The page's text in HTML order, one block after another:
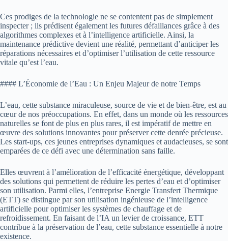
Ces prodiges de la technologie ne se contentent pas de simplement
inspecter ; ils prédisent également les futures défaillances grâce à des
algorithmes complexes et à l’intelligence artificielle. Ainsi, la
maintenance prédictive devient une réalité, permettant d’anticiper les
réparations nécessaires et d’optimiser l’utilisation de cette ressource
vitale qu’est l’eau.
#### L’Économie de l’Eau : Un Enjeu Majeur de notre Temps
L’eau, cette substance miraculeuse, source de vie et de bien-être, est au
cœur de nos préoccupations. En effet, dans un monde où les ressources
naturelles se font de plus en plus rares, il est impératif de mettre en
œuvre des solutions innovantes pour préserver cette denrée précieuse.
Les start-ups, ces jeunes entreprises dynamiques et audacieuses, se sont
emparées de ce défi avec une détermination sans faille.
Elles œuvrent à l’amélioration de l’efficacité énergétique, développant
des solutions qui permettent de réduire les pertes d’eau et d’optimiser
son utilisation. Parmi elles, l’entreprise Energie Transfert Thermique
(ETT) se distingue par son utilisation ingénieuse de l’intelligence
artificielle pour optimiser les systèmes de chauffage et de
refroidissement. En faisant de l’IA un levier de croissance, ETT
contribue à la préservation de l’eau, cette substance essentielle à notre
existence.